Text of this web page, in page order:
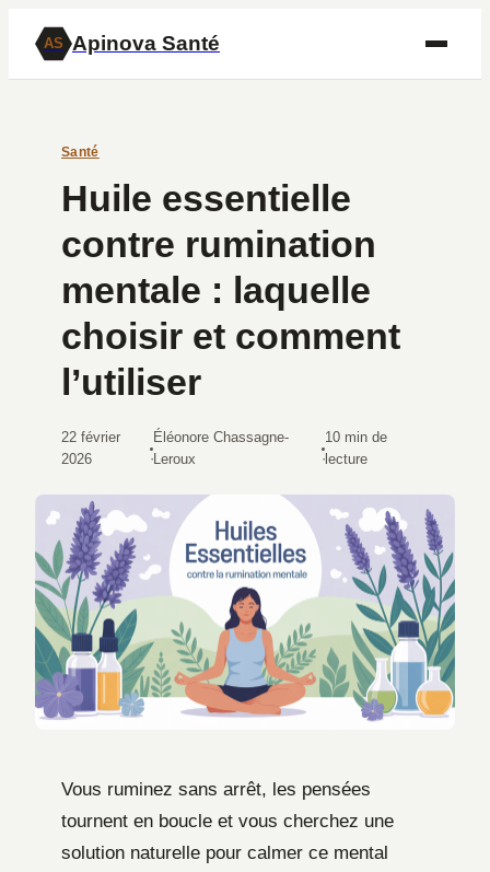
AS Apinova Santé
Santé
Huile essentielle
contre rumination
mentale : laquelle
choisir et comment
l’utiliser
22 février
2026
·
Éléonore Chassagne-
Leroux
·
10 min de
lecture
Vous ruminez sans arrêt, les pensées
tournent en boucle et vous cherchez une
solution naturelle pour calmer ce mental